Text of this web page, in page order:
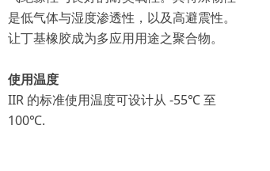
是低气体与湿度渗透性，以及高避震性。
让丁基橡胶成为多应用用途之聚合物。
使用温度
IIR 的标准使用温度可设计从 -55℃ 至
100℃.